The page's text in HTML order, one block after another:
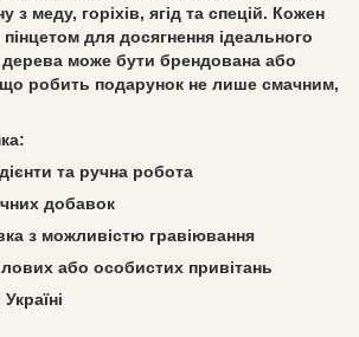
з меду, горіхів, ягід та спецій. Кожен
для досягнення ідеального
дерева може бути брендована або
що робить подарунок не лише смачним,
та ручна робота
добавок
з можливістю гравіювання
або особистих привітань